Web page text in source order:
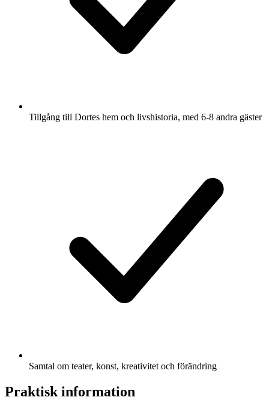
Tillgång till Dortes hem och livshistoria, med 6-8 andra gäster
Samtal om teater, konst, kreativitet och förändring
Praktisk information